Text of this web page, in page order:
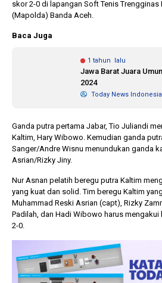
skor 2-0 di lapangan Soft Tenis Trengginas
(Mapolda) Banda Aceh.
Baca Juga
1 tahun lalu
Jawa Barat Juara
2024
Today News Indonesia
Ganda putra pertama Jabar, Tio Juliandi
Kaltim, Hary Wibowo. Kemudian ganda
Sanger/Andre Wisnu menundukan ganda
Asrian/Rizky Jiny.
Nur Asnan pelatih beregu putra Kaltim
yang kuat dan solid. Tim beregu Kaltim
Muhammad Reski Asrian (capt), Rizky
Padilah, dan Hadi Wibowo harus
2-0.